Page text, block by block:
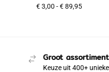
€3,00 - €89,95
Groot assortiment
Keuze uit 400+